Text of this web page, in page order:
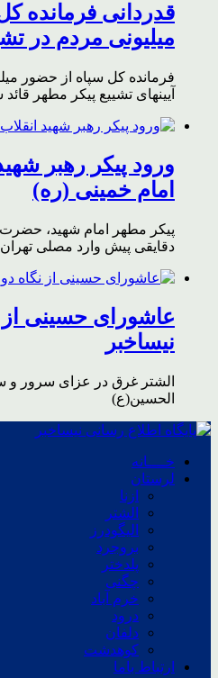
قدردانی فرمانده
میلیونی مردم در
فرمانده کل سپاه از حضور
آیینهای تشییع پیکر مطهر
ورود پیکر رهبر
امام خمینی (ره)
پیکر مطهر امام شهید،‌
دقایقی پیش وارد مصلی
عاشورای حسینی از
نیساخبر
الشتر غرق در عزای سرور و
الحسین(ع)
خــــانه
لرستان
ازنا
الشتر
الیگودرز
بروجرد
پلدختر
چگنی
خرم آباد
درود
دلفان
کوهدشت
ارتباط باما